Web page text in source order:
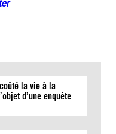
la vie à la
d’une enquête